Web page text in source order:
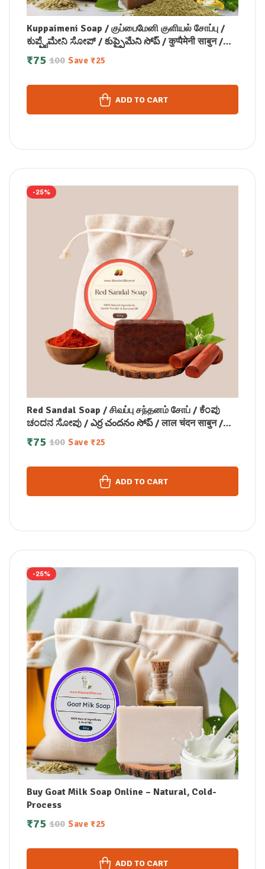
Kuppaimeni Soap / குப்பைமேனி குளியல் சோப்பு /
ಕುಪ್ಪೈಮೇನಿ ಸೋಪ್ / కుప్పైమేని సోప్ / कुप्पैमेनी साबुन /
കുപ്പൈമേനി സോപ്പ് (100 GM)
100
₹75 Save ₹25
ADD TO CART
-25%
Red Sandal Soap / சிவப்பு சந்தனம் சோப் / ಕೆಂಪು
ಚಂದನ ಸೋಪು / ఎర్ర చందనం సోప్ / लाल चंदन साबुन /
രക്ത ചന്ദന സോപ്പ് (100 GM)
100
₹75 Save ₹25
ADD TO CART
-25%
Buy Goat Milk Soap Online – Natural, Cold-
Process
100
₹75 Save ₹25
ADD TO CART